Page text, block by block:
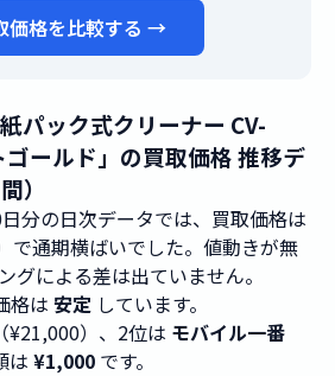
価格を比較する →
パック式クリーナー CV-
ールド」の買取価格 推移デ
）
分の日次データでは、買取価格は
で通期横ばいでした。値動きが無
グによる差は出ていません。
格は 安定 しています。
（¥21,000）、2位は モバイル一番
は ¥1,000 です。